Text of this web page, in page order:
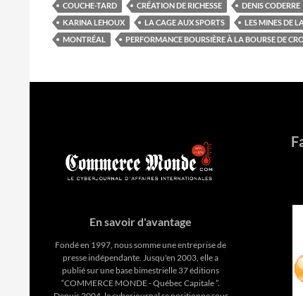
COUCHE-TARD
CRÉATION DE RICHESSE DENIS CODERRE
KARINA LEHOUX
LA CAGE AUX SPORTS LES MINES DE
MONTRÉAL
PERFORMANCE BOURSIÈRE À LA BOURSE DE
En savoir d'avantage
Fondé en 1997, nous somme une entreprise de
presse indépendante. Jusqu'en 2003, elle a
publié sur une base bimestrielle 37 éditions
“COMMERCE MONDE - Québec Capitale ”.